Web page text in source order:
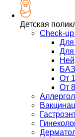
Детская
Check-up
Для
Для
От
От